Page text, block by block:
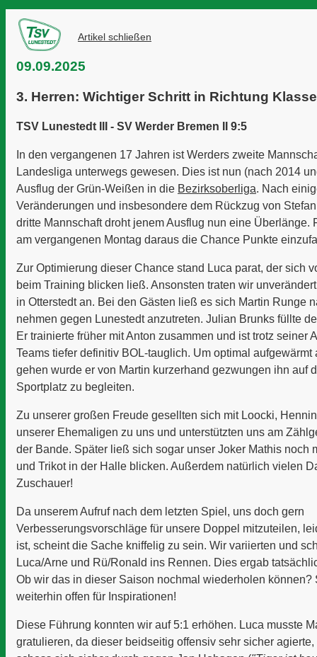
Artikel schließen
09.09.2025
3. Herren: Wichtiger Schritt in Richtung
TSV Lunestedt III - SV Werder Bremen II 9:5
In den vergangenen 17 Jahren ist Werders zweite
Landesliga unterwegs gewesen. Dies ist nun (nach 2014
Ausflug der Grün-Weißen in die Bezirksoberliga. Nach
Veränderungen und insbesondere dem Rückzug von
dritte Mannschaft droht jenem Ausflug nun eine Überlänge.
am vergangenen Montag daraus die Chance Punkte
Zur Optimierung dieser Chance stand Luca parat, der sich
beim Training blicken ließ. Ansonsten traten wir
in Otterstedt an. Bei den Gästen ließ es sich Martin Runge
nehmen gegen Lunestedt anzutreten. Julian Brunks füllte
Er trainierte früher mit Anton zusammen und ist trotz seiner
Teams tiefer definitiv BOL-tauglich. Um optimal aufgewärmt
gehen wurde er von Martin kurzerhand gezwungen ihn auf
Sportplatz zu begleiten.
Zu unserer großen Freude gesellten sich mit Loocki,
unserer Ehemaligen zu uns und unterstützten uns am
der Bande. Später ließ sich sogar unser Joker Mathis noch
und Trikot in der Halle blicken. Außerdem natürlich vielen
Zuschauer!
Da unserem Aufruf nach dem letzten Spiel, uns doch gern
Verbesserungsvorschläge für unsere Doppel mitzuteilen,
ist, scheint die Sache kniffelig zu sein. Wir variierten und
Luca/Arne und Rü/Ronald ins Rennen. Dies ergab
Ob wir das in dieser Saison nochmal wiederholen können?
weiterhin offen für Inspirationen!
Diese Führung konnten wir auf 5:1 erhöhen. Luca musste
gratulieren, da dieser beidseitig offensiv sehr sicher